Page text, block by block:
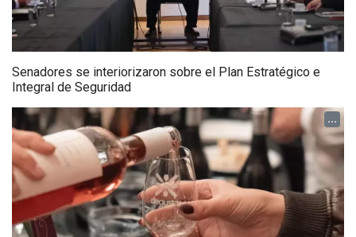
Senadores se interiorizaron sobre el Plan Estratégico e
Integral de Seguridad
...